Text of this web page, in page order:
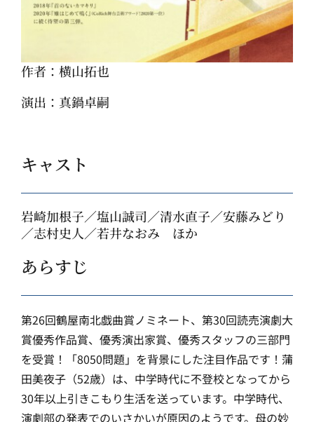
作者：横山拓也
演出：真鍋卓嗣
キャスト
岩崎加根子／塩山誠司／清水直子／安藤みどり
／志村史人／若井なおみ ほか
あらすじ
第26回鶴屋南北戯曲賞ノミネート、第30回読売演劇大
賞優秀作品賞、優秀演出家賞、優秀スタッフの三部門
を受賞！「8050問題」を背景にした注目作品です！蒲
田美夜子（52歳）は、中学時代に不登校となってから
30年以上引きこもり生活を送っています。中学時代、
演劇部の発表でのいさかいが原因のようです。母の妙